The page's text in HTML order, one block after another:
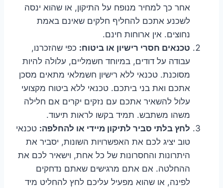
אחר כך למחיר מנופח על התיקון, או שהוא ינסה
לשכנע אתכם להחליף חלקים שאינם באמת
נחוצים. אין ארוחות חינם.
טכנאים חסרי רישיון או ביטוח: כפי שהזכרנו,
עבודה על דודים, במיוחד חשמליים, עלולה להיות
מסוכנת. טכנאי ללא רישיון חשמלאי מתאים מסכן
אתכם ואת בני ביתכם. טכנאי ללא ביטוח מקצועי
עלול להשאיר אתכם עם נזקים יקרים אם חלילה
משהו משתבש. תמיד בקשו לראות תיעוד.
לחץ בלתי סביר לתיקון מיידי או להחלפה: טכנאי
טוב יציג לכם את האפשרויות השונות, יסביר את
היתרונות והחסרונות של כל אחת, וישאיר לכם את
ההחלטה. אם אתם מרגישים שאתם נדחקים
לפינה, או שהוא מפעיל עליכם לחץ להחליט מיד